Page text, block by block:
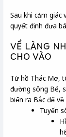
Sau khi cảm giác
quyết định đưa
VỀ LÀNG
CHO VÀO
Từ hồ Thác Mơ,
đường sông Bé,
biển ra Bắc để về
Tuyến